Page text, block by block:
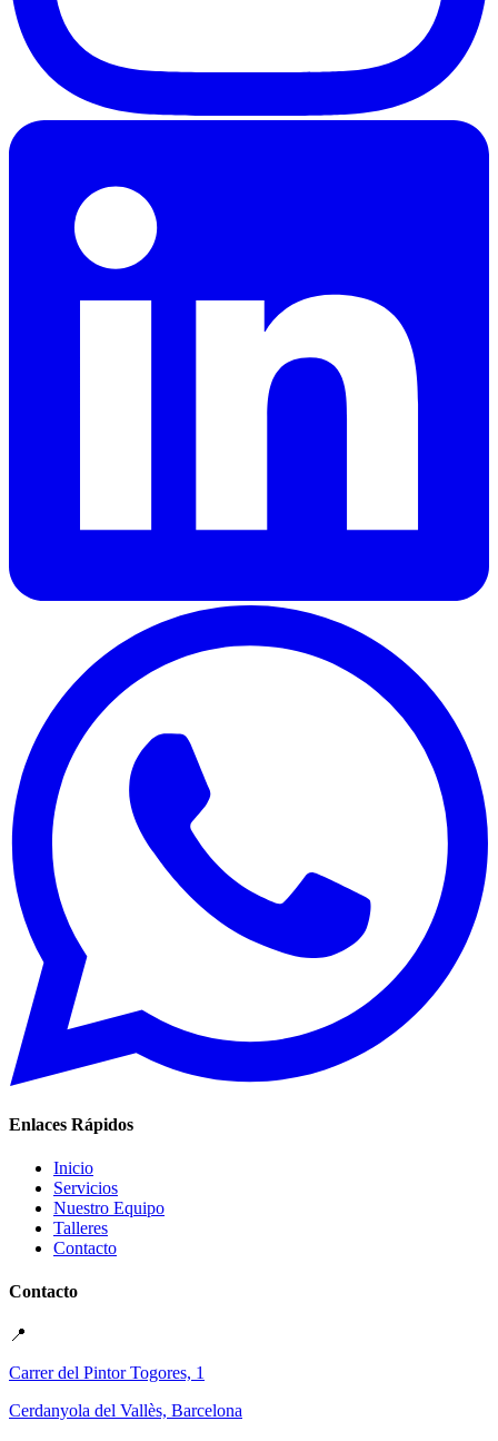
Enlaces Rápidos
Inicio
Servicios
Nuestro Equipo
Talleres
Contacto
Contacto
📍
Carrer del Pintor Togores, 1
Cerdanyola del Vallès, Barcelona